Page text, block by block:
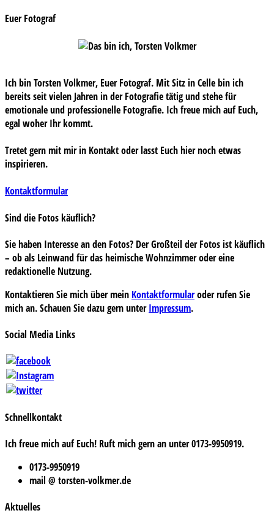
Euer Fotograf
Ich bin Torsten Volkmer, Euer Fotograf. Mit Sitz in Celle bin ich
bereits seit vielen Jahren in der Fotografie tätig und stehe für
emotionale und professionelle Fotografie. Ich freue mich auf Euch,
egal woher Ihr kommt.
Tretet gern mit mir in Kontakt oder lasst Euch hier noch etwas
inspirieren.
Kontaktformular
Sind die Fotos käuflich?
Sie haben Interesse an den Fotos? Der Großteil der Fotos ist käuflich
– ob als Leinwand für das heimische Wohnzimmer oder eine
redaktionelle Nutzung.
Kontaktieren Sie mich über mein Kontaktformularoder rufen Sie
mich an. Schauen Sie dazu gern unterImpressum.
Social Media Links
Schnellkontakt
Ich freue mich auf Euch! Ruft mich gern an unter 0173-9950919.
0173-9950919
mail @ torsten-volkmer.de
Aktuelles